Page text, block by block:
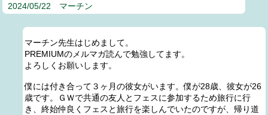
2024/05/22 マーチン
マーチン先生はじめまして。
PREMIUMのメルマガ読んで勉強してます。
よろしくお願いします。
僕には付き合って３ヶ月の彼女がいます。僕が28歳、彼女が26
歳です。ＧＷで共通の友人とフェスに参加するため旅行に行
き、終始仲良くフェスと旅行を楽しんでいたのですが、帰り道